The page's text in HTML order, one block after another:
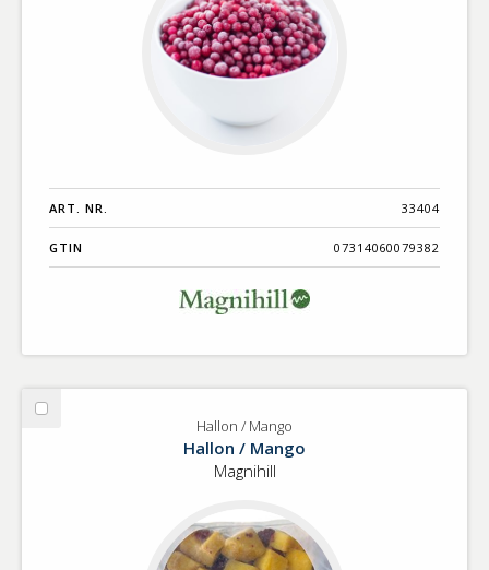
ART. NR. 33404
GTIN 07314060079382
Välj
Hallon / Mango
Hallon / Mango
Magnihill